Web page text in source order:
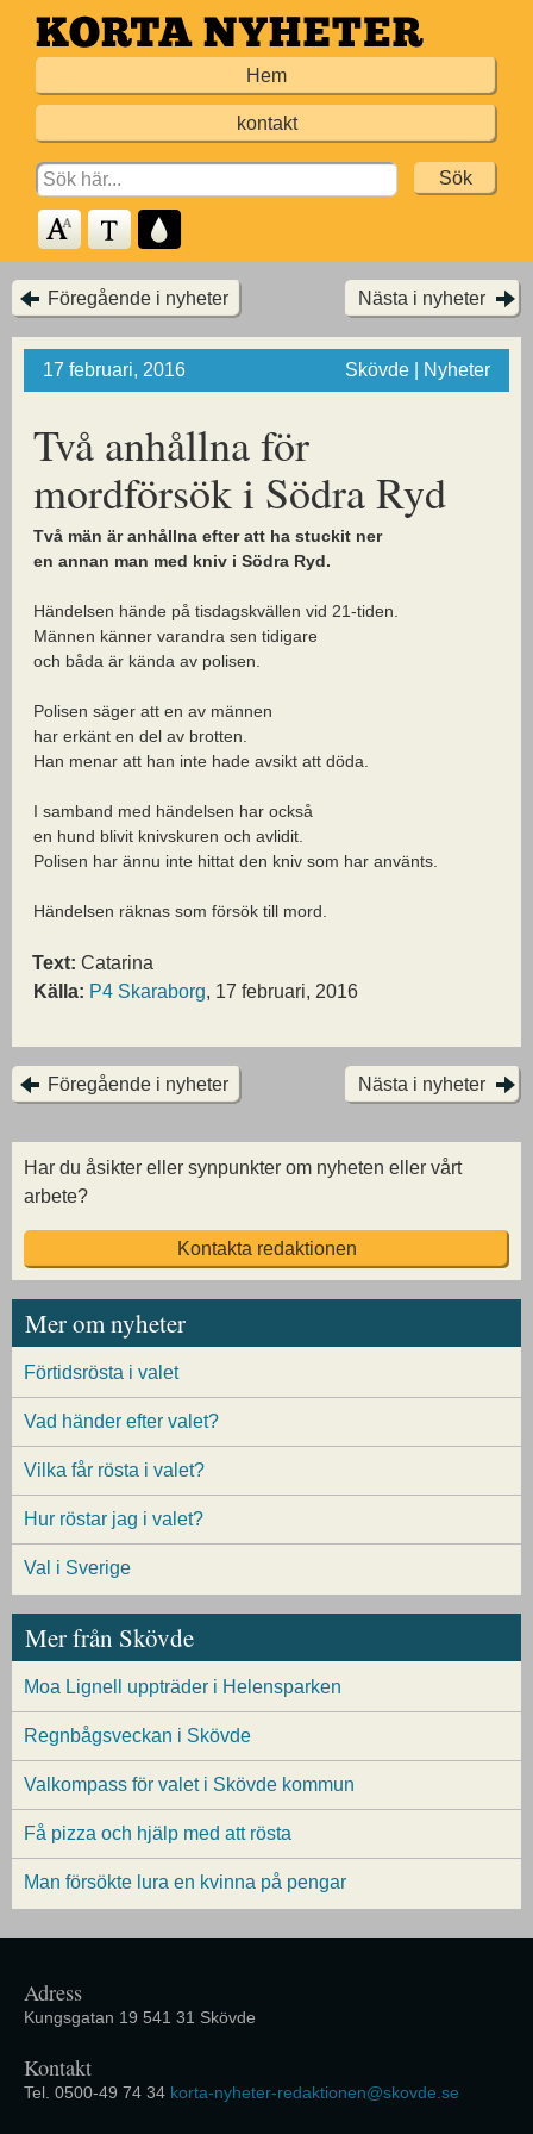
Hoppa
till
Hem
kontakt
Search
for:
Föregående i nyheter Nästa i nyheter
17 februari, 2016 Skövde | Nyheter
Två anhållna för
mordförsök i Södra Ryd
Två män är anhållna efter att ha stuckit ner
en annan man med kniv i Södra Ryd.
Händelsen hände på tisdagskvällen vid 21-tiden.
Männen känner varandra sen tidigare
och båda är kända av polisen.
Polisen säger att en av männen
har erkänt en del av brotten.
Han menar att han inte hade avsikt att döda.
I samband med händelsen har också
en hund blivit knivskuren och avlidit.
Polisen har ännu inte hittat den kniv som har använts.
Händelsen räknas som försök till mord.
Text: Catarina
Källa: P4 Skaraborg, 17 februari, 2016
Föregående i nyheter Nästa i nyheter
Har du åsikter eller synpunkter om nyheten eller vårt
arbete?
Kontakta redaktionen
Mer om nyheter
Förtidsrösta i valet
Vad händer efter valet?
Vilka får rösta i valet?
Hur röstar jag i valet?
Val i Sverige
Mer från Skövde
Moa Lignell uppträder i Helensparken
Regnbågsveckan i Skövde
Valkompass för valet i Skövde kommun
Få pizza och hjälp med att rösta
Man försökte lura en kvinna på pengar
Adress
Kungsgatan 19 541 31 Skövde
Kontakt
Tel. 0500-49 74 34 korta-nyheter-redaktionen@skovde.se